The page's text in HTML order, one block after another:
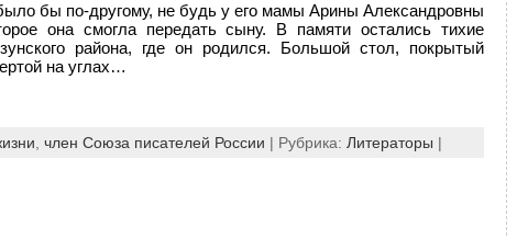
бы по-другому, не будь у его мамы Арины Александровны
она смогла передать сыну. В памяти остались тихие
района, где он родился. Большой стол, покрытый
на углах…
член Союза писателей России | Рубрика: Литераторы |